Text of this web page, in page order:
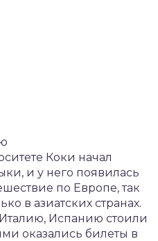
Коки начал
и у него появилась
по Европе, так
в азиатских странах.
Испанию стоили
оказались билеты в